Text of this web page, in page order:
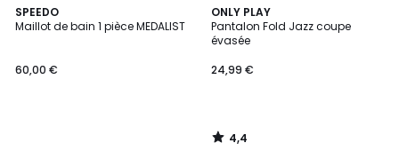
SPEEDO
Maillot de bain 1 pièce MEDALIST
60,00 €
ONLY PLAY
Pantalon Fold Jazz coupe
évasée
24,99 €
4,4
/ 5
4,4
/